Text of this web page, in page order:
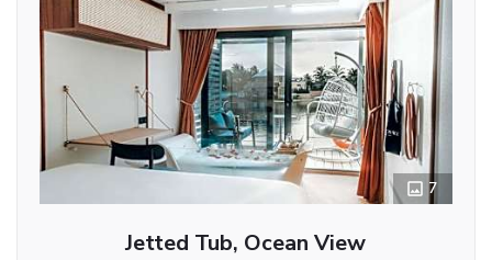
7
Jetted Tub, Ocean View